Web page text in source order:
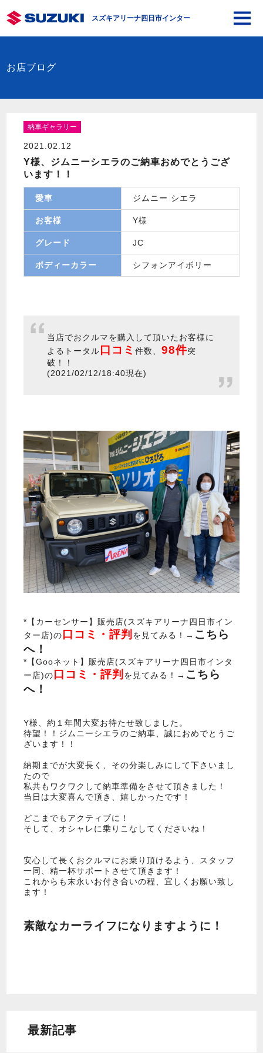
スズキアリーナ四日市インター
お店ブログ
納車ギャラリー
2021.02.12
Y様、ジムニーシエラのご納車おめでとうござ
います！！
愛車 ジムニー シエラ
お客様 Y様
グレード JC
ボディーカラー シフォンアイボリー
当店でおクルマを購入して頂いたお客様に
よるトータル 口コミ 件数、 98件突
破！！
(2021/02/12/18:40現在)
*【カーセンサー】販売店(スズキアリーナ四日市イン
ター店)の 口コミ・評判 を見てみる！→ こちら
へ！
*【Gooネット】販売店(スズキアリーナ四日市インタ
ー店)の 口コミ・評判 を見てみる！→ こちら
へ！
Y様、約１年間大変お待たせ致しました。
待望！！ジムニーシエラのご納車、誠におめでとうご
ざいます！！
納期までが大変長く、その分楽しみにして下さいまし
たので
私共もワクワクして納車準備をさせて頂きました！
当日は大変喜んで頂き、嬉しかったです！
どこまでもアクティブに！
そして、オシャレに乗りこなしてくださいね！
安心して長くおクルマにお乗り頂けるよう、スタッフ
一同、精一杯サポートさせて頂きます！
これからも末永いお付き合いの程、宜しくお願い致し
ます！
素敵なカーライフになりますように！
最新記事